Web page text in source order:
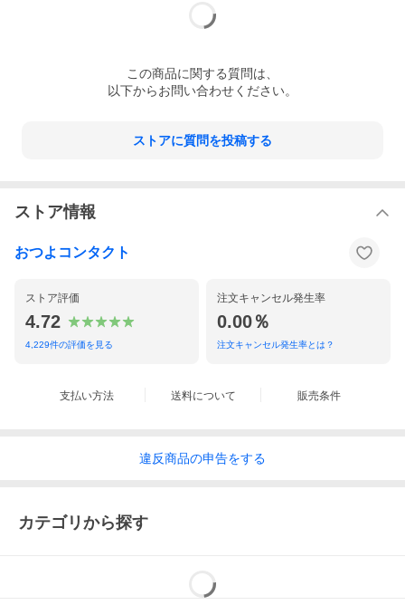
この商品に関する質問は、
以下からお問い合わせください。
ストアに質問を投稿する
ストア情報
おつよコンタクト
ストア評価
4.72
4,229件の評価を見る
注文キャンセル発生率
0.00％
注文キャンセル発生率とは？
支払い方法 送料について 販売条件
違反商品の申告をする
カテゴリから探す